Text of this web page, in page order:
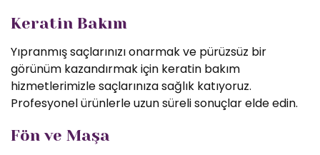
Keratin Bakım
Yıpranmış saçlarınızı onarmak ve pürüzsüz bir
görünüm kazandırmak için keratin bakım
hizmetlerimizle saçlarınıza sağlık katıyoruz.
Profesyonel ürünlerle uzun süreli sonuçlar elde edin.
Fön ve Maşa